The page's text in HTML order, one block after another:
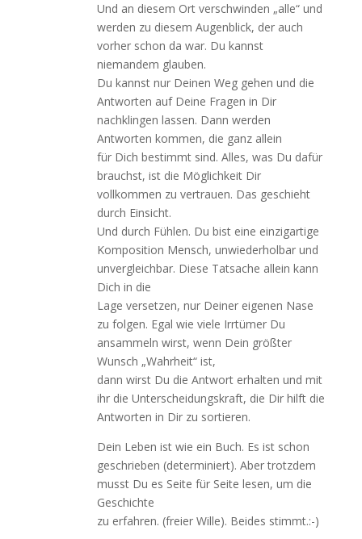
Und an diesem Ort verschwinden „alle“ und
werden zu diesem Augenblick, der auch
vorher schon da war. Du kannst
niemandem glauben.
Du kannst nur Deinen Weg gehen und die
Antworten auf Deine Fragen in Dir
nachklingen lassen. Dann werden
Antworten kommen, die ganz allein
für Dich bestimmt sind. Alles, was Du dafür
brauchst, ist die Möglichkeit Dir
vollkommen zu vertrauen. Das geschieht
durch Einsicht.
Und durch Fühlen. Du bist eine einzigartige
Komposition Mensch, unwiederholbar und
unvergleichbar. Diese Tatsache allein kann
Dich in die
Lage versetzen, nur Deiner eigenen Nase
zu folgen. Egal wie viele Irrtümer Du
ansammeln wirst, wenn Dein größter
Wunsch „Wahrheit“ ist,
dann wirst Du die Antwort erhalten und mit
ihr die Unterscheidungskraft, die Dir hilft die
Antworten in Dir zu sortieren.
Dein Leben ist wie ein Buch. Es ist schon
geschrieben (determiniert). Aber trotzdem
musst Du es Seite für Seite lesen, um die
Geschichte
zu erfahren. (freier Wille). Beides stimmt.:-)